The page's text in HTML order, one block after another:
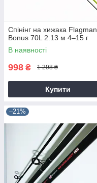
Спінінг на хижака Flagman
Bonus 70L 2.13 м 4–15 г
В наявності
998 ₴ 1 298 ₴
Купити
–21%